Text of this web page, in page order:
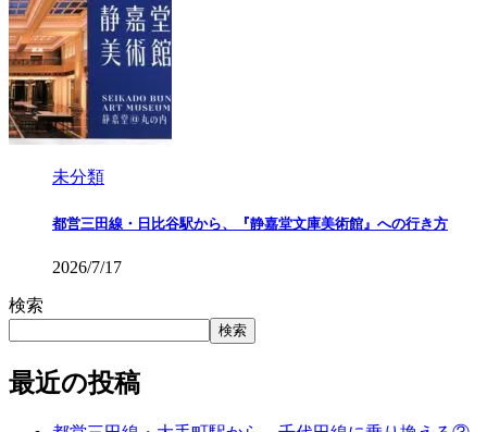
未分類
都営三田線・日比谷駅から、『静嘉堂文庫美術館』への行き方
2026/7/17
検索
検索
最近の投稿